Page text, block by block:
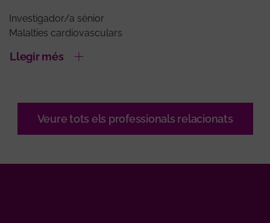
Investigador/a sènior
Malalties cardiovasculars
Llegir més
Veure tots els professionals relacionats